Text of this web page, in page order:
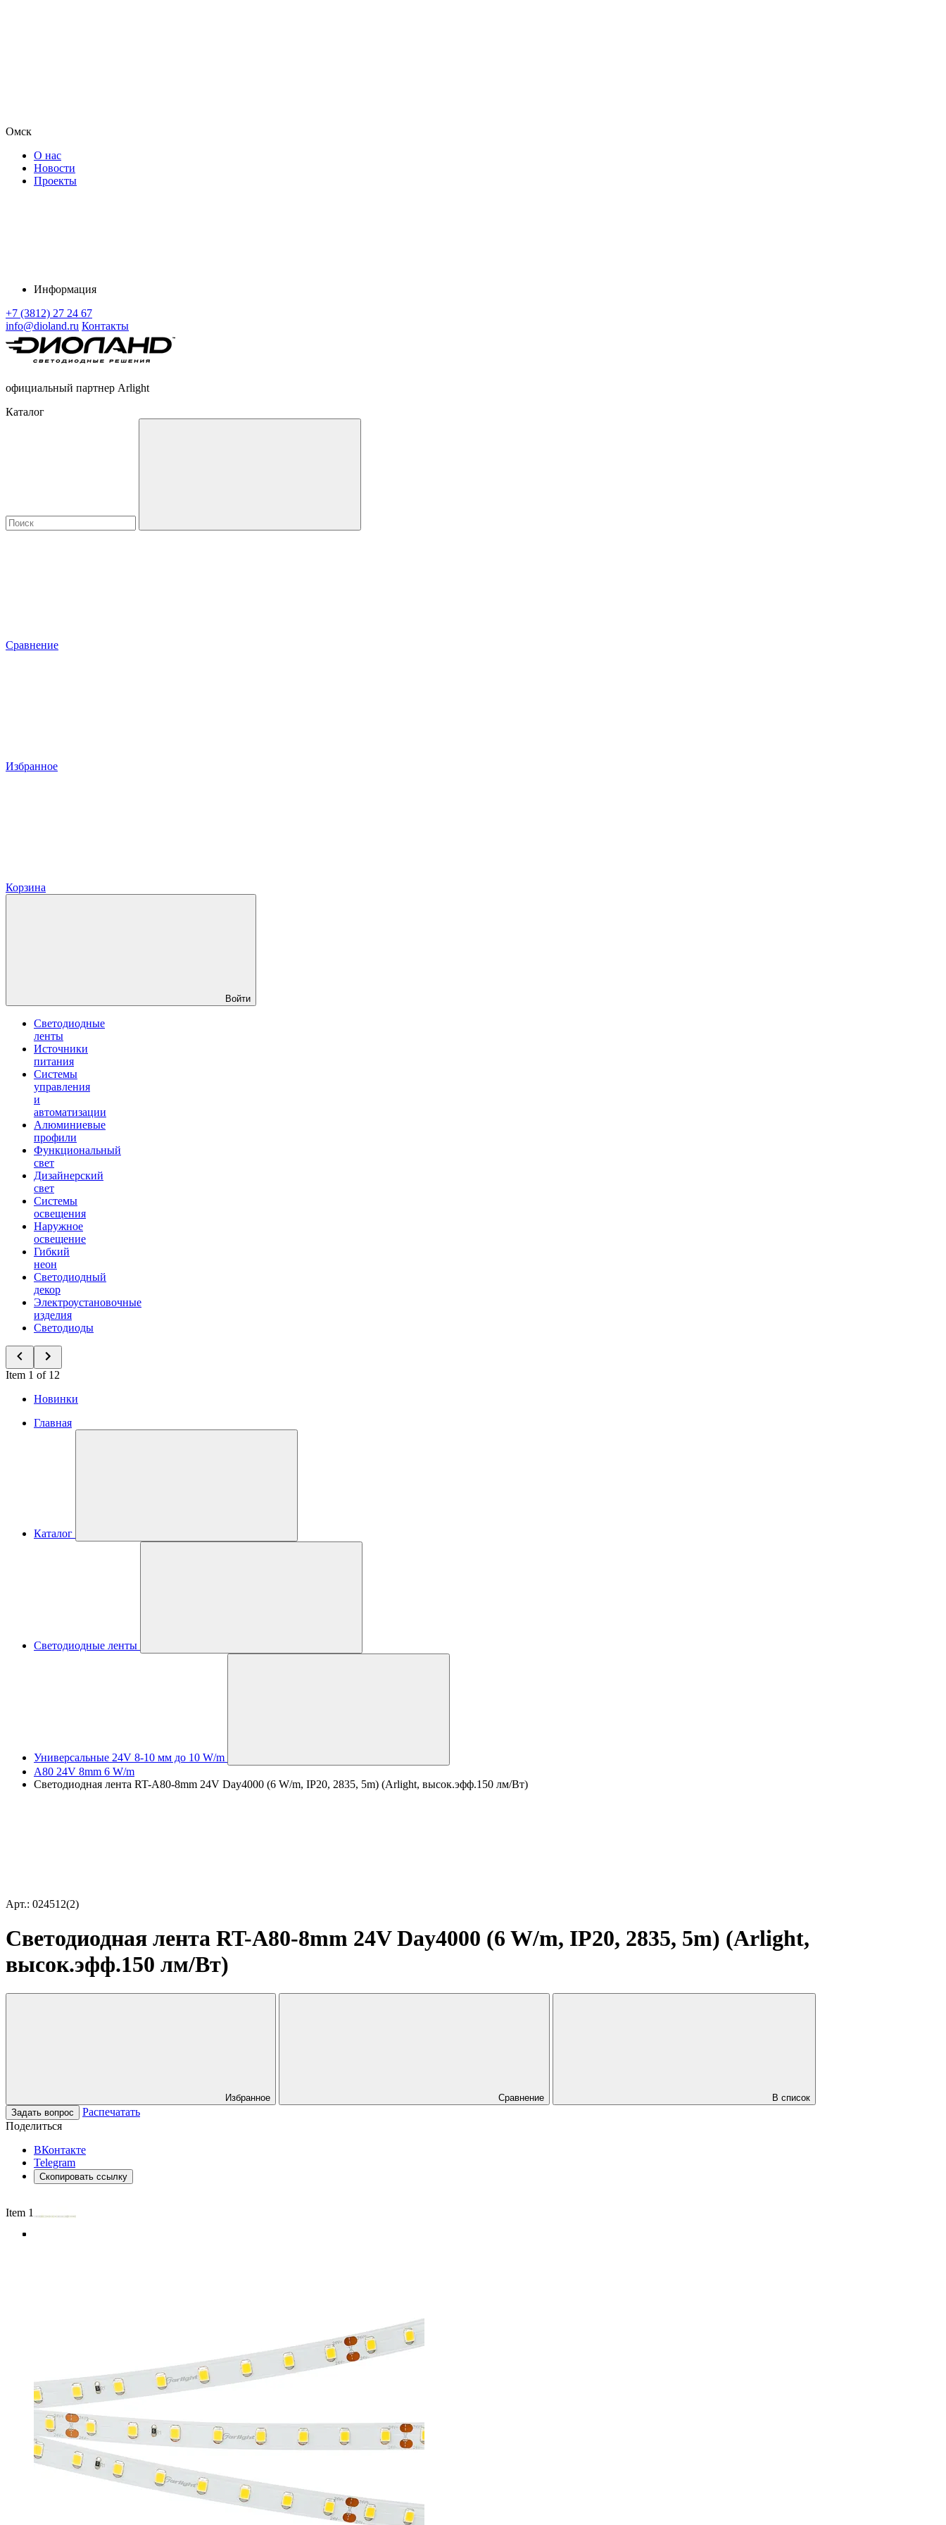
Омск
О нас
Новости
Проекты
Информация
+7 (3812) 27 24 67
info@dioland.ru Контакты
официальный партнер Arlight
Каталог
Сравнение
Избранное
Корзина
Войти
Светодиодные
ленты
Источники
питания
Системы
управления
и
автоматизации
Алюминиевые
профили
Функциональный
свет
Дизайнерский
свет
Системы
освещения
Наружное
освещение
Гибкий
неон
Светодиодный
декор
Электроустановочные
изделия
Светодиоды
Item 1 of 12
Новинки
Главная
Каталог
Светодиодные ленты
Универсальные 24V 8-10 мм до 10 W/m
A80 24V 8mm 6 W/m
Светодиодная лента RT-A80-8mm 24V Day4000 (6 W/m, IP20, 2835, 5m) (Arlight, высок.эфф.150 лм/Вт)
Арт.: 024512(2)
Светодиодная лента RT-A80-8mm 24V Day4000 (6 W/m, IP20, 2835, 5m) (Arlight,
высок.эфф.150 лм/Вт)
Избранное Сравнение
В список
Задать вопрос
Распечатать
Поделиться
ВКонтакте
Telegram
Скопировать ссылку
Item 1 of 4